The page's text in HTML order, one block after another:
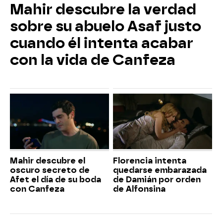
Mahir descubre la verdad
sobre su abuelo Asaf justo
cuando él intenta acabar
con la vida de Canfeza
Mahir descubre el
oscuro secreto de
Afet el día de su boda
con Canfeza
Florencia intenta
quedarse embarazada
de Damián por orden
de Alfonsina